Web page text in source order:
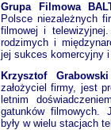
Grupa Filmowa
Polsce niezależnych
filmowej i
rodzimych i
jej sukces komercyjny
Krzysztof Grabowski
założyciel firmy, jest
letnim
gatunków filmowych.
były w wielu stacjach